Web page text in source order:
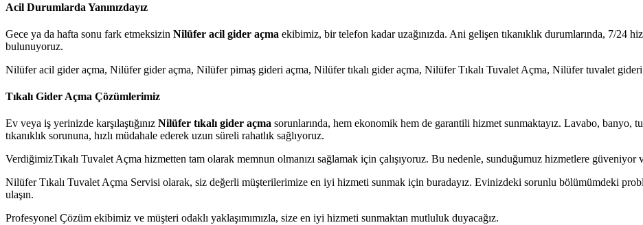
Acil Durumlarda Yanınızdayız
Gece ya da hafta sonu fark etmeksizin Nilüfer acil gider açma ekibimiz, bir telefon kadar uzağınızda. Ani gelişen tıkanıklık durumlarında, 7/24
bulunuyoruz.
Nilüfer acil gider açma, Nilüfer gider açma, Nilüfer pimaş gideri açma, Nilüfer tıkalı gider açma, Nilüfer Tıkalı Tuvalet Açma, Nilüfer tuvalet gideri
Tıkalı Gider Açma Çözümlerimiz
Ev veya iş yerinizde karşılaştığınız Nilüfer tıkalı gider açma sorunlarında, hem ekonomik hem de garantili hizmet sunmaktayız. Lavabo, banyo,
tıkanıklık sorununa, hızlı müdahale ederek uzun süreli rahatlık sağlıyoruz.
VerdiğimizTıkalı Tuvalet Açma hizmetten tam olarak memnun olmanızı sağlamak için çalışıyoruz. Bu nedenle, sunduğumuz hizmetlere
Nilüfer Tıkalı Tuvalet Açma Servisi olarak, siz değerli müşterilerimize en iyi hizmeti sunmak için buradayız. Evinizdeki sorunlu bölümümdeki
ulaşın.
Profesyonel Çözüm ekibimiz ve müşteri odaklı yaklaşımımızla, size en iyi hizmeti sunmaktan mutluluk duyacağız.